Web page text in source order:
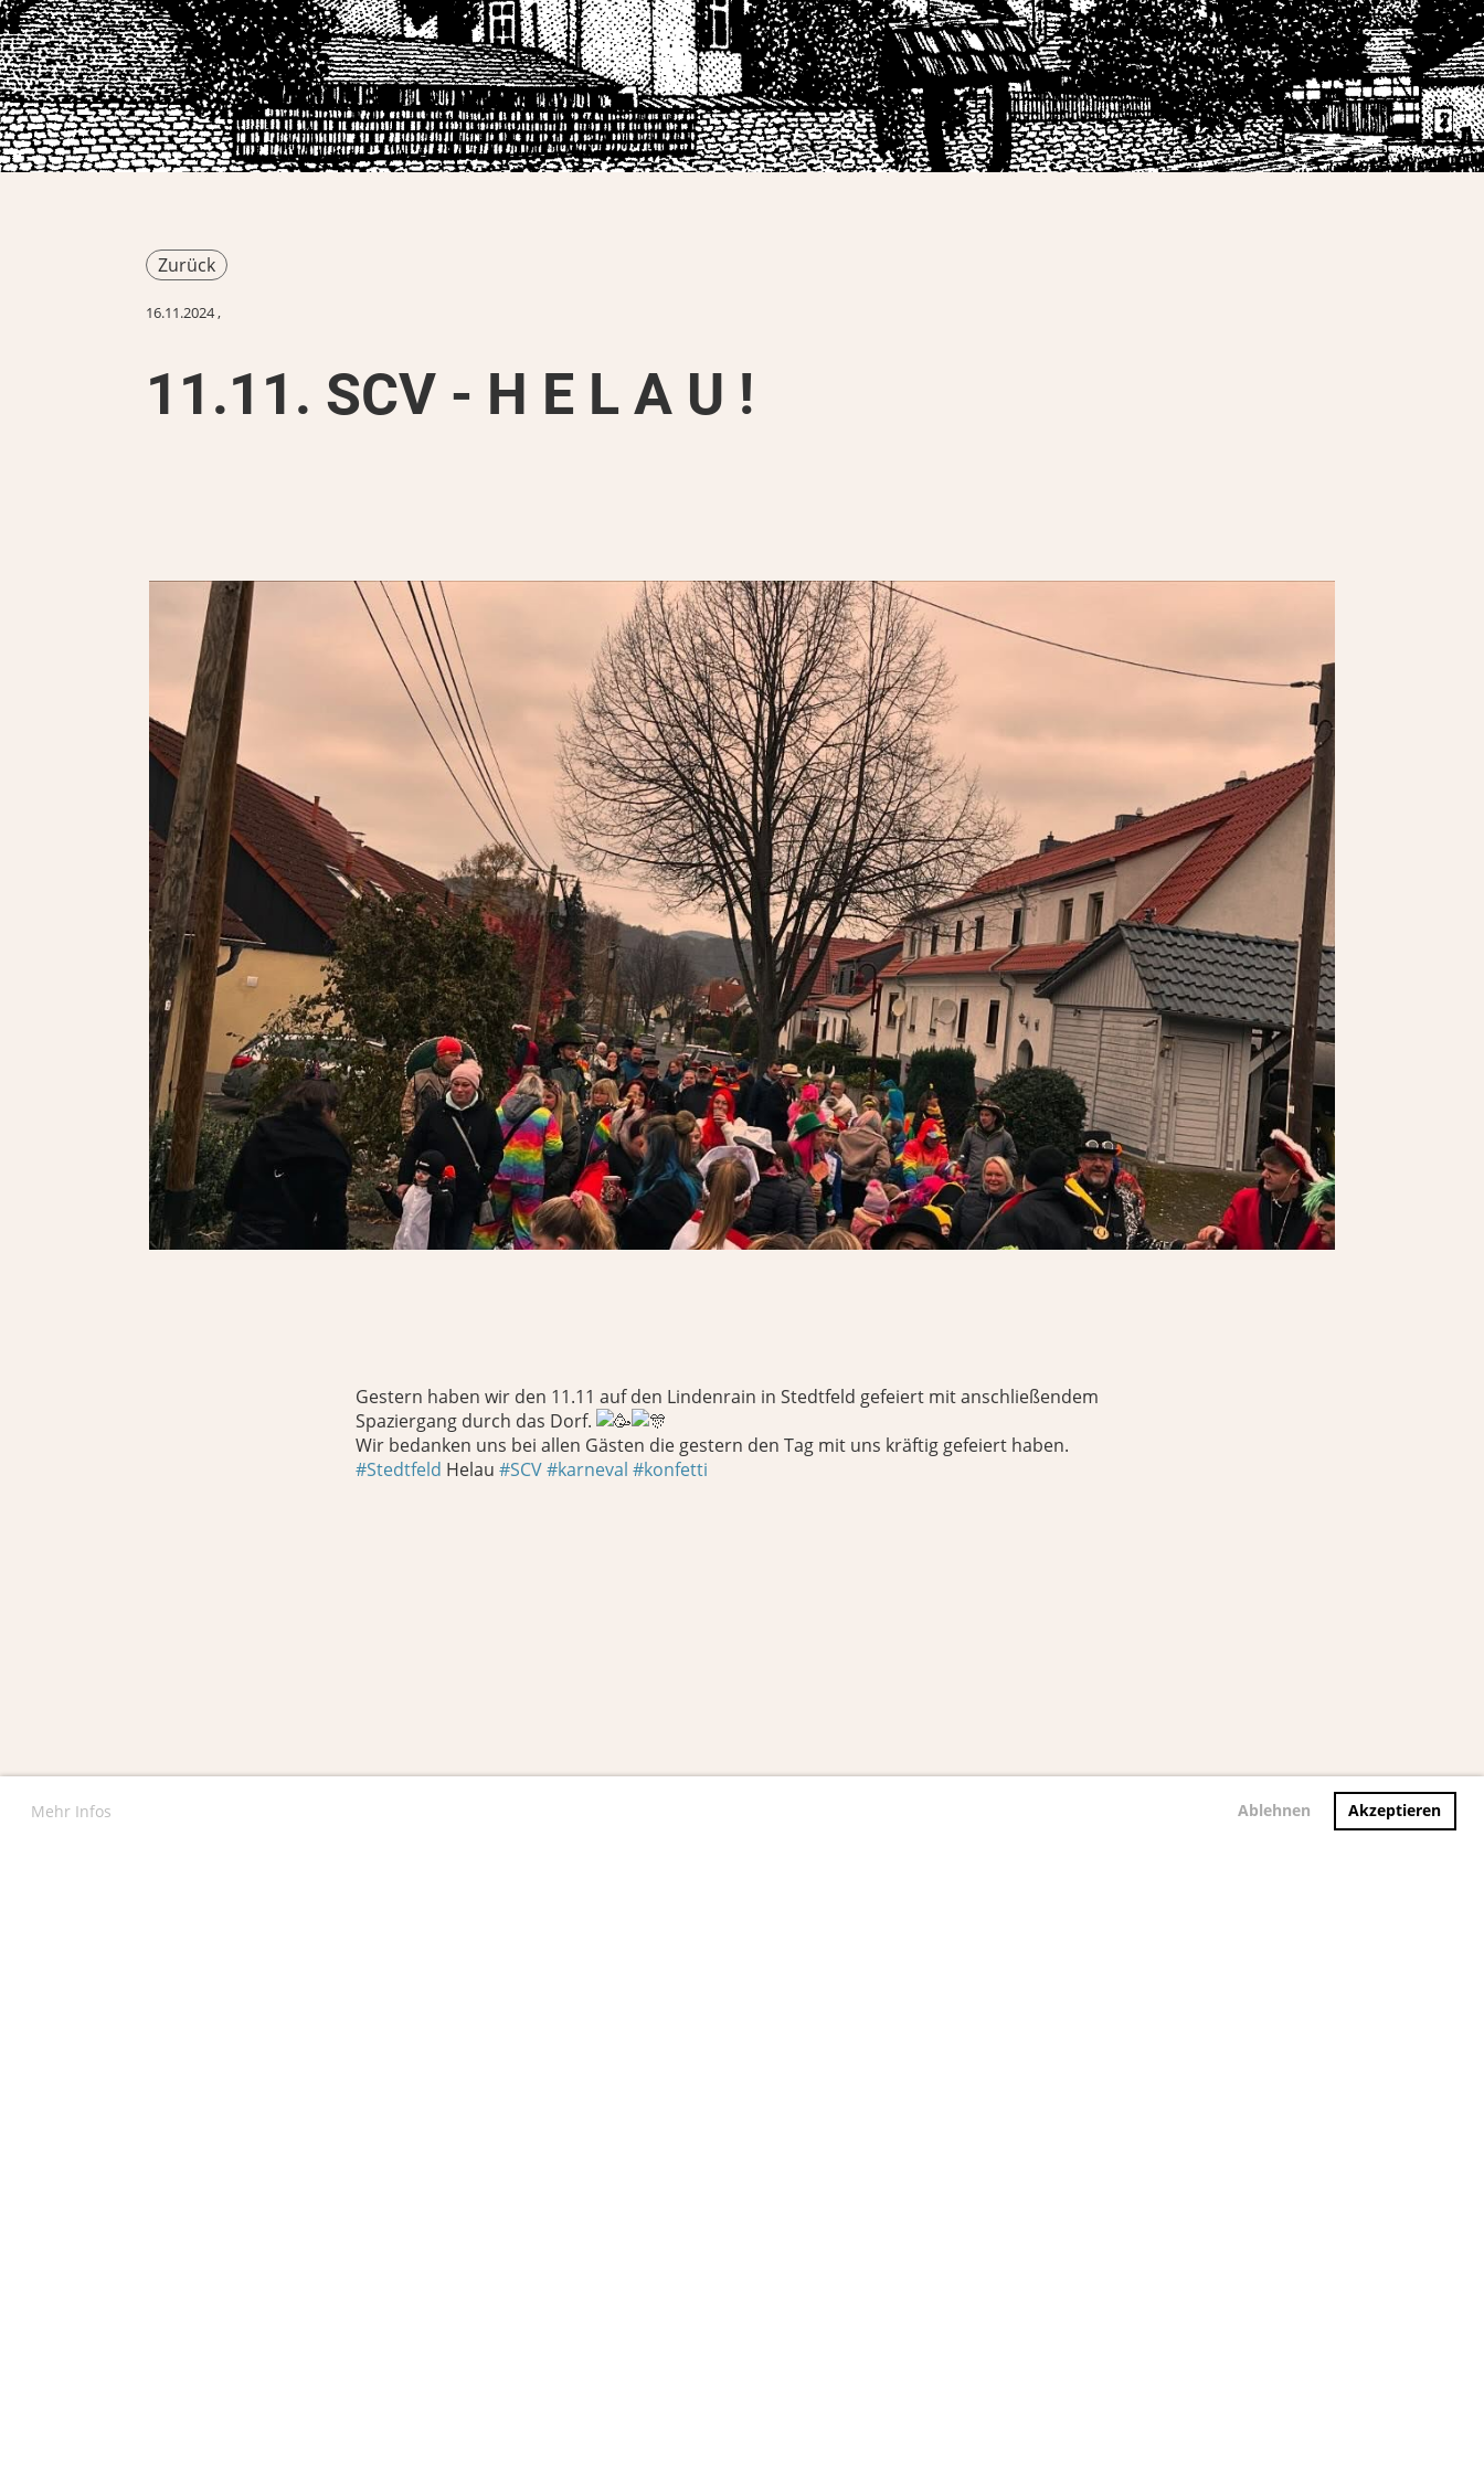
Mehr Infos Ablehnen Akzeptieren
Zurück
16.11.2024,
11.11. SCV - H E L A U !
Gestern haben wir den 11.11 auf den Lindenrain in Stedtfeld gefeiert mit anschließendem
Spaziergang durch das Dorf.
Wir bedanken uns bei allen Gästen die gestern den Tag mit uns kräftig gefeiert haben.
#Stedtfeld Helau #SCV#karneval #konfetti